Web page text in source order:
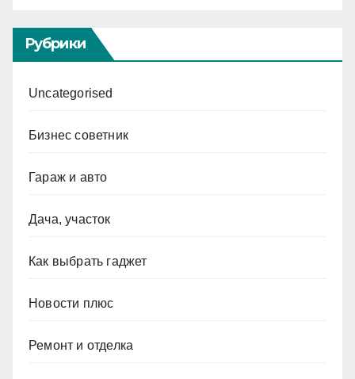
Рубрики
Uncategorised
Бизнес советник
Гараж и авто
Дача, участок
Как выбрать гаджет
Новости плюс
Ремонт и отделка